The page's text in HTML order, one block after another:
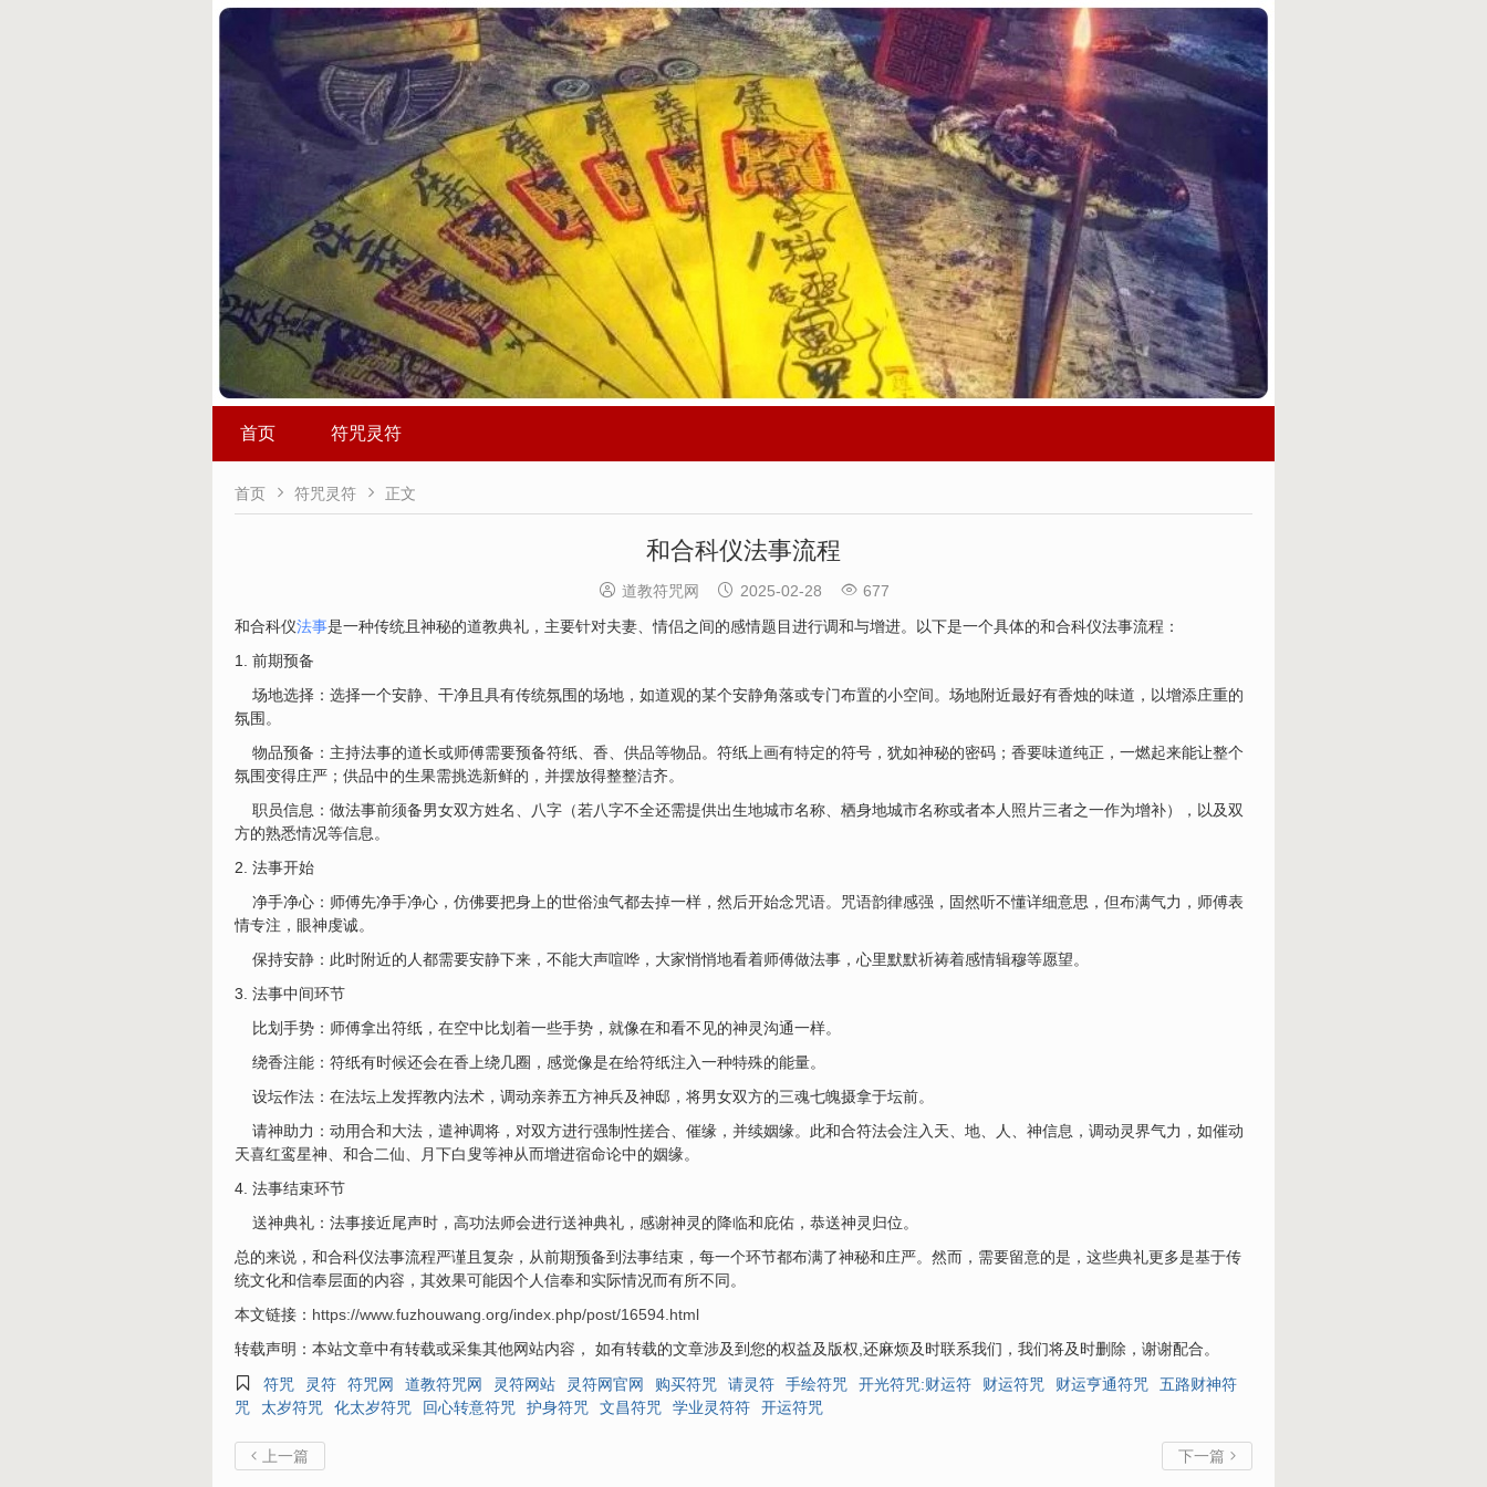
首页 符咒灵符
首页  符咒灵符  正文
和合科仪法事流程
 道教符咒网  2025-02-28  677
和合科仪法事是一种传统且神秘的道教典礼，主要针对夫妻、情侣之间的感情题目进行调和与增进。以下是一个具体的和合科仪法事流程：
1. 前期预备
场地选择：选择一个安静、干净且具有传统氛围的场地，如道观的某个安静角落或专门布置的小空间。场地附近最好有香烛的味道，以增添庄重的
氛围。
物品预备：主持法事的道长或师傅需要预备符纸、香、供品等物品。符纸上画有特定的符号，犹如神秘的密码；香要味道纯正，一燃起来能让整个
氛围变得庄严；供品中的生果需挑选新鲜的，并摆放得整整洁齐。
职员信息：做法事前须备男女双方姓名、八字（若八字不全还需提供出生地城市名称、栖身地城市名称或者本人照片三者之一作为增补），以及双
方的熟悉情况等信息。
2. 法事开始
净手净心：师傅先净手净心，仿佛要把身上的世俗浊气都去掉一样，然后开始念咒语。咒语韵律感强，固然听不懂详细意思，但布满气力，师傅表
情专注，眼神虔诚。
保持安静：此时附近的人都需要安静下来，不能大声喧哗，大家悄悄地看着师傅做法事，心里默默祈祷着感情辑穆等愿望。
3. 法事中间环节
比划手势：师傅拿出符纸，在空中比划着一些手势，就像在和看不见的神灵沟通一样。
绕香注能：符纸有时候还会在香上绕几圈，感觉像是在给符纸注入一种特殊的能量。
设坛作法：在法坛上发挥教内法术，调动亲养五方神兵及神邸，将男女双方的三魂七魄摄拿于坛前。
请神助力：动用合和大法，遣神调将，对双方进行强制性搓合、催缘，并续姻缘。此和合符法会注入天、地、人、神信息，调动灵界气力，如催动
天喜红鸾星神、和合二仙、月下白叟等神从而增进宿命论中的姻缘。
4. 法事结束环节
送神典礼：法事接近尾声时，高功法师会进行送神典礼，感谢神灵的降临和庇佑，恭送神灵归位。
总的来说，和合科仪法事流程严谨且复杂，从前期预备到法事结束，每一个环节都布满了神秘和庄严。然而，需要留意的是，这些典礼更多是基于传
统文化和信奉层面的内容，其效果可能因个人信奉和实际情况而有所不同。
本文链接： https://www.fuzhouwang.org/index.php/post/16594.html
转载声明：本站文章中有转载或采集其他网站内容， 如有转载的文章涉及到您的权益及版权,还麻烦及时联系我们，我们将及时删除，谢谢配合。

符咒 灵符 符咒网 道教符咒网 灵符网站 灵符网官网 购买符咒 请灵符 手绘符咒 开光符咒:财运符 财运符咒 财运亨通符咒
五路财神符
咒
太岁符咒 化太岁符咒 回心转意符咒 护身符咒 文昌符咒 学业灵符符 开运符咒
 上一篇 下一篇 